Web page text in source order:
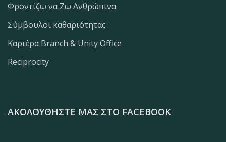
Φροντίζω να Ζω Ανθρώπινα
Σύμβουλοι καθαριότητας
Καριέρα Branch & Unity Office
Reciprocity
ΑΚΟΛΟΥΘΉΣΤΕ ΜΑΣ ΣΤΟ FACEBOOK